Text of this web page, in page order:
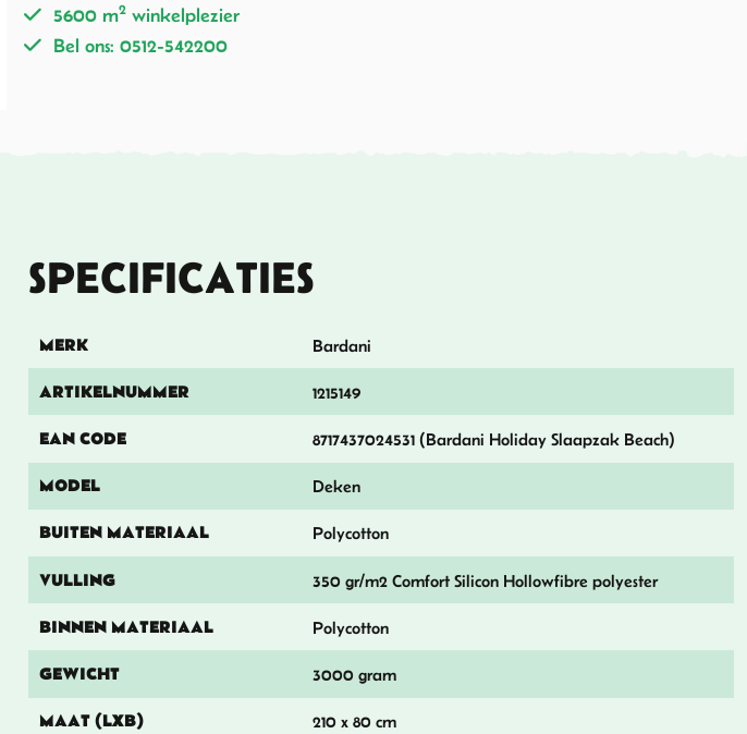
5600 m2 winkelplezier
Bel ons: 0512-542200
SPECIFICATIES
MERK Bardani
ARTIKELNUMMER 1215149
EAN CODE 8717437024531 (Bardani Holiday Slaapzak Beach)
MODEL Deken
BUITEN MATERIAAL Polycotton
VULLING 350 gr/m2 Comfort Silicon Hollowfibre polyester
BINNEN MATERIAAL Polycotton
GEWICHT 3000 gram
MAAT (LXB) 210 x 80 cm